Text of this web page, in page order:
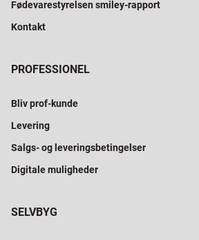
Fødevarestyrelsen smiley-rapport
Kontakt
PROFESSIONEL
Bliv prof-kunde
Levering
Salgs- og leveringsbetingelser
Digitale muligheder
SELVBYG